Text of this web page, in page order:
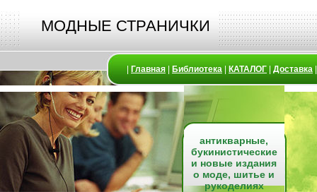
МОДНЫЕ СТРАНИЧКИ
Главная Библиотека КАТАЛОГ Доставка
антикварные,
букинистические
и новые издания
о моде, шитье и
рукоделиях